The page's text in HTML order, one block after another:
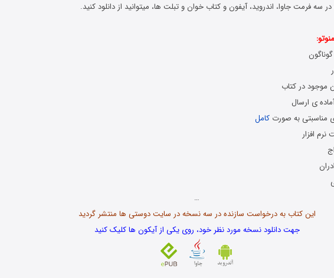
در سه فرمت جاوا، اندروید، آیفون و کتاب خوان و تبلت ها، میتوانید از دانلود کنید.
موجود در کتاب
ی ارسال
مناسبتی به صورتکامل
افزار
…
این کتاب به درخواست سازنده در سه نسخه در سایت دوستی ها منتشر گردید
جهت دانلود نسخه مورد نظر خود، روی یکی از آیکون ها کلیک کنید